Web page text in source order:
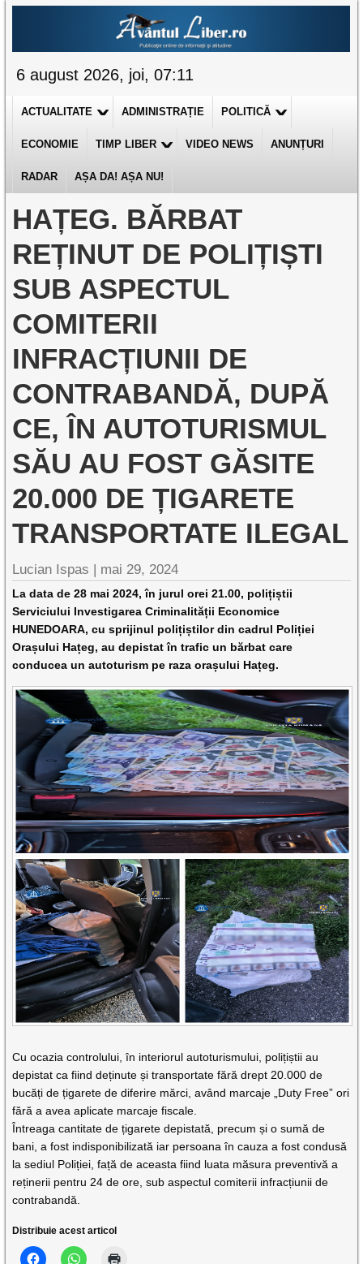
6 august 2026, joi, 07:11
ACTUALITATE ADMINISTRAȚIE POLITICĂ
ECONOMIE TIMP LIBER VIDEO NEWS ANUNȚURI
RADAR AȘA DA! AȘA NU!
HAȚEG. BĂRBAT
REȚINUT DE POLIȚIȘTI
SUB ASPECTUL
COMITERII
INFRACȚIUNII DE
CONTRABANDĂ, DUPĂ
CE, ÎN AUTOTURISMUL
SĂU AU FOST GĂSITE
20.000 DE ȚIGARETE
TRANSPORTATE ILEGAL
Lucian Ispas | mai 29, 2024
La data de 28 mai 2024, în jurul orei 21.00, polițiștii
Serviciului Investigarea Criminalității Economice
HUNEDOARA, cu sprijinul polițiștilor din cadrul Poliției
Orașului Hațeg, au depistat în trafic un bărbat care
conducea un autoturism pe raza orașului Hațeg.
Cu ocazia controlului, în interiorul autoturismului, polițiștii au
depistat ca fiind deținute și transportate fără drept 20.000 de
bucăți de țigarete de diferire mărci, având marcaje „Duty Free” ori
fără a avea aplicate marcaje fiscale.
Întreaga cantitate de țigarete depistată, precum și o sumă de
bani, a fost indisponibilizată iar persoana în cauza a fost condusă
la sediul Poliției, față de aceasta fiind luata măsura preventivă a
reținerii pentru 24 de ore, sub aspectul comiterii infracțiunii de
contrabandă.
Distribuie acest articol